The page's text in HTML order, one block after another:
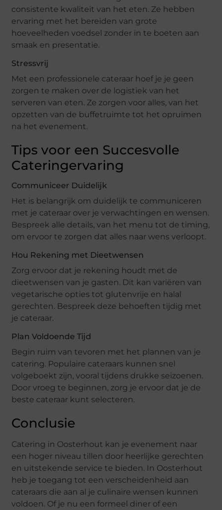
consistente kwaliteit van het eten. Ze hebben
ervaring met het bereiden van grote
hoeveelheden voedsel zonder in te boeten aan
smaak en presentatie.
Stressvrij
Met een professionele cateraar hoef je je geen
zorgen te maken over de logistiek van het
serveren van eten. Ze zorgen voor alles, van het
opzetten van de buffetruimte tot het opruimen
na het evenement.
Tips voor een Succesvolle
Cateringervaring
Communiceer Duidelijk
Het is belangrijk om duidelijk te communiceren
met je cateraar over je verwachtingen en wensen.
Bespreek alle details, van het menu tot de timing,
om ervoor te zorgen dat alles naar wens verloopt.
Hou Rekening met Dieetwensen
Zorg ervoor dat je rekening houdt met de
dieetwensen van je gasten. Dit kan variëren van
vegetarische opties tot glutenvrije en halal
gerechten. Bespreek deze behoeften tijdig met
je cateraar.
Plan Voldoende Tijd
Begin ruim van tevoren met het plannen van je
catering. Populaire cateraars kunnen snel
volgeboekt zijn, vooral tijdens drukke seizoenen.
Door vroeg te beginnen, zorg je ervoor dat je de
beste cateraar kunt selecteren.
Conclusie
Catering in Oosterhout kan je evenement naar
een hoger niveau tillen door heerlijke gerechten
en uitstekende service te bieden. In Oosterhout
heb je toegang tot een verscheidenheid aan
cateraars die aan al je culinaire wensen kunnen
voldoen. Of je nu een formeel diner of een